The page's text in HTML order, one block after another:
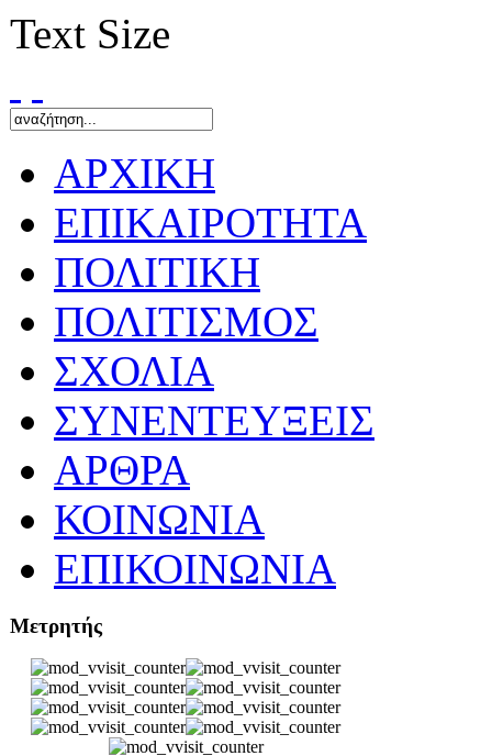
Text Size
ΑΡΧΙΚΗ
ΕΠΙΚΑΙΡΟΤΗΤΑ
ΠΟΛΙΤΙΚΗ
ΠΟΛΙΤΙΣΜΟΣ
ΣΧΟΛΙΑ
ΣΥΝΕΝΤΕΥΞΕΙΣ
ΑΡΘΡΑ
ΚΟΙΝΩΝΙΑ
ΕΠΙΚΟΙΝΩΝΙΑ
Μετρητής